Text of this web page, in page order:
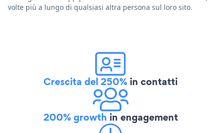
volte più a lungo di qualsiasi altra persona sul loro sito.
Crescita del 250% in contatti
200% growth in engagement